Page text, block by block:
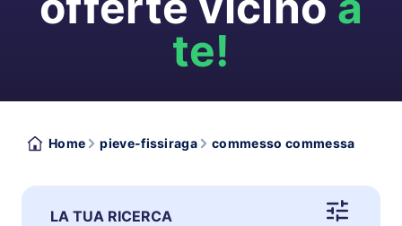
te!
Home pieve-fissiraga commesso commessa
LA TUA RICERCA